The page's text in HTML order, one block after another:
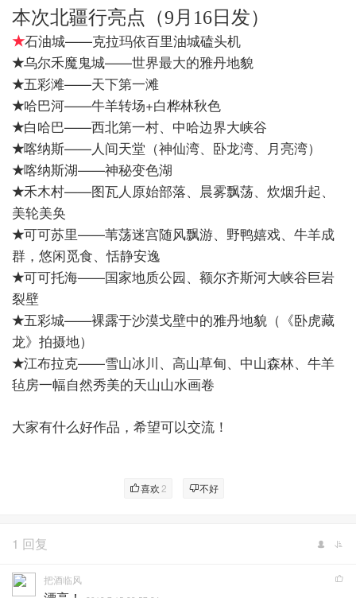
本次北疆行亮点（9月16日发）
★石油城——克拉玛依百里油城磕头机
★乌尔禾魔鬼城——世界最大的雅丹地貌
★五彩滩——天下第一滩
★哈巴河——牛羊转场+白桦林秋色
★白哈巴——西北第一村、中哈边界大峡谷
★喀纳斯——人间天堂（神仙湾、卧龙湾、月亮湾）
★喀纳斯湖——神秘变色湖
★禾木村——图瓦人原始部落、晨雾飘荡、炊烟升起、
美轮美奂
★可可苏里——苇荡迷宫随风飘游、野鸭嬉戏、牛羊成
群，悠闲觅食、恬静安逸
★可可托海——国家地质公园、额尔齐斯河大峡谷巨岩
裂壁
★五彩城——裸露于沙漠戈壁中的雅丹地貌（《卧虎藏
龙》拍摄地）
★江布拉克——雪山冰川、高山草甸、中山森林、牛羊
毡房一幅自然秀美的天山山水画卷
大家有什么好作品，希望可以交流！
喜欢 2 不好
1 回复
把酒临风